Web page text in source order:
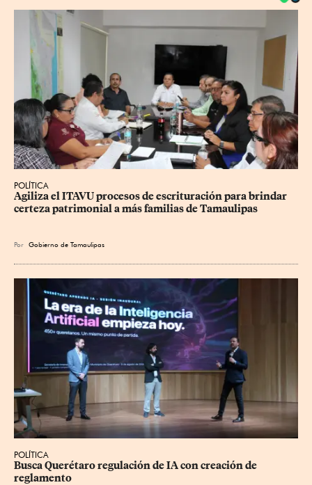
POLÍTICA
Agiliza el ITAVU procesos de escrituración para brindar
certeza patrimonial a más familias de Tamaulipas
Por Gobierno de Tamaulipas
POLÍTICA
Busca Querétaro regulación de IA con creación de
reglamento